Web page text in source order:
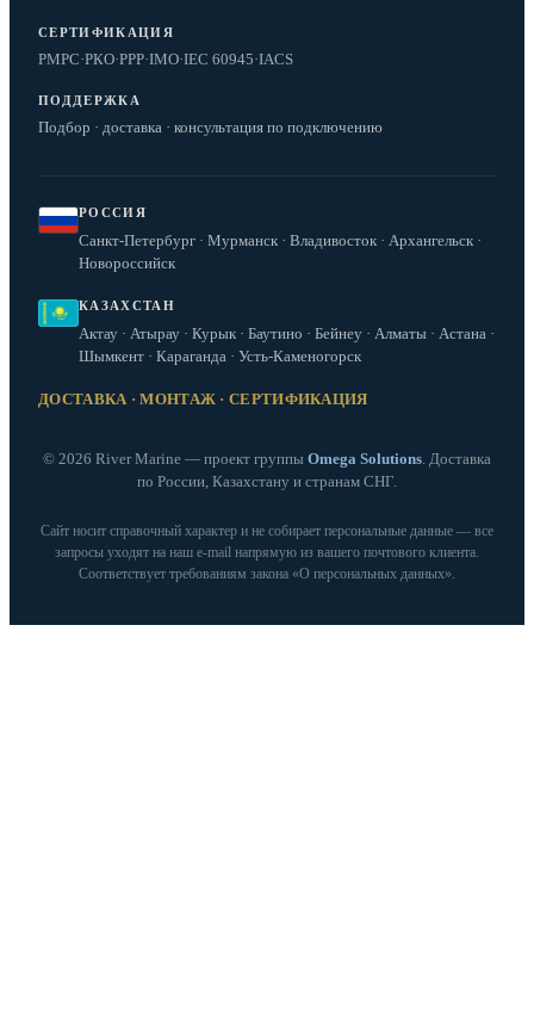
СЕРТИФИКАЦИЯ
РМРС·РКО·РРР·IMO·IEC 60945·IACS
ПОДДЕРЖКА
Подбор · доставка · консультация по подключению
РОССИЯ
Санкт-Петербург · Мурманск · Владивосток · Архангельск ·
Новороссийск
КАЗАХСТАН
Актау · Атырау · Курык · Баутино · Бейнеу · Алматы · Астана ·
Шымкент · Караганда · Усть-Каменогорск
ДОСТАВКА · МОНТАЖ · СЕРТИФИКАЦИЯ
© 2026 River Marine — проект группы Omega Solutions. Доставка
по России, Казахстану и странам СНГ.
Сайт носит справочный характер и не собирает персональные данные — все
запросы уходят на наш e‑mail напрямую из вашего почтового клиента.
Соответствует требованиям закона «О персональных данных».